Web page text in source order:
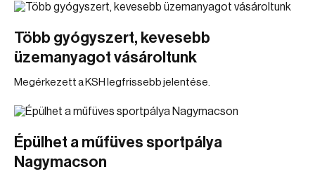
Több gyógyszert, kevesebb
üzemanyagot vásároltunk
Megérkezett a KSH legfrissebb jelentése.
Épülhet a műfüves sportpálya
Nagymacson